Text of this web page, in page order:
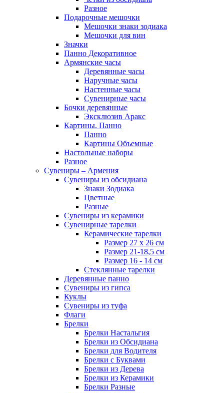
Разное
Подарочные мешочки
Мешочки знаки зодиака
Мешочки для вин
Значки
Панно Декоративное
Армянские часы
Деревянные часы
Наручные часы
Настенные часы
Сувенирные часы
Бочки деревянные
Эксклюзив Аракс
Картины. Панно
Панно
Картины Объемные
Настольные наборы
Разное
Сувениры – Армения
Сувениры из обсидиана
Знаки Зодиака
Цветные
Разные
Сувениры из керамики
Сувенирные тарелки
Керамические тарелки
Размер 27 х 26 см
Размер 21-18,5 см
Размер 16 - 14 см
Стеклянные тарелки
Деревянные панно
Сувениры из гипса
Куклы
Сувениры из туфа
Флаги
Брелки
Брелки Настальгия
Брелки из Обсидиана
Брелки для Водителя
Брелки с Буквами
Брелки из Дерева
Брелки из Керамики
Брелки Разные